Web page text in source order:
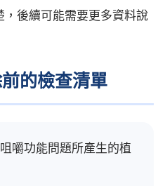
後續可能需要更多資料說
的檢查清單
嚼功能問題所產生的植